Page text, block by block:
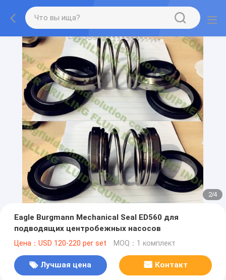
2/4
Eagle Burgmann Mechanical Seal ED560 для
подводящих центробежных насосов
Цена：USD 120-220 per set MOQ：1 комплект
Лучшая цена Контакт